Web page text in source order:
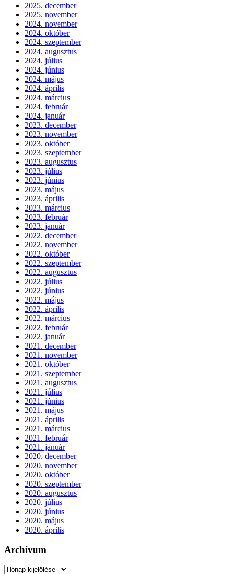
2025. december
2025. november
2024. november
2024. október
2024. szeptember
2024. augusztus
2024. július
2024. június
2024. május
2024. április
2024. március
2024. február
2024. január
2023. december
2023. november
2023. október
2023. szeptember
2023. augusztus
2023. július
2023. június
2023. május
2023. április
2023. március
2023. február
2023. január
2022. december
2022. november
2022. október
2022. szeptember
2022. augusztus
2022. július
2022. június
2022. május
2022. április
2022. március
2022. február
2022. január
2021. december
2021. november
2021. október
2021. szeptember
2021. augusztus
2021. július
2021. június
2021. május
2021. április
2021. március
2021. február
2021. január
2020. december
2020. november
2020. október
2020. szeptember
2020. augusztus
2020. július
2020. június
2020. május
2020. április
Archívum
Archívum